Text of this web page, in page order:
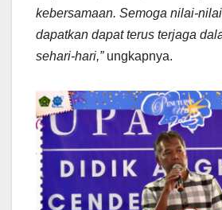
kebersamaan. Semoga nilai-
dapatkan dapat terus terjaga
sehari-hari,”ungkapnya.